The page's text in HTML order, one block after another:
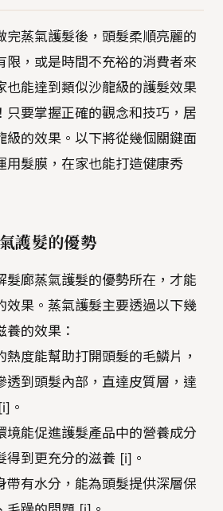
完蒸氣護髮後，頭髮柔順亮麗的
限，或是時間不充裕的消費者來
也能達到類似沙龍級的護髮效果
只要掌握正確的觀念和技巧，居
級的效果。以下將從幾個關鍵面
用髮膜，在家也能打造健康秀
護髮的優勢
髮廊蒸氣護髮的優勢所在，才能
效果。蒸氣護髮主要透過以下幾
的效果：
熱度能幫助打開頭髮的毛鱗片，
透到頭髮內部，直達皮質層，達
。
境能促進護髮產品中的營養成分
得到更充分的滋養 [i]。
帶有水分，能為頭髮提供深層保